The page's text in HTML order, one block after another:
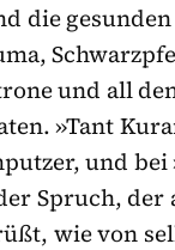
die
und all
»Tant
und
Spruch, der
wie von